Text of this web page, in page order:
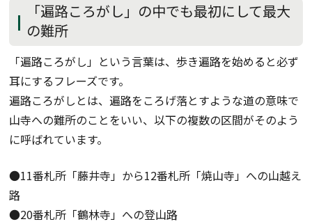
「遍路ころがし」の中でも最初にして最大
の難所
「遍路ころがし」という言葉は、歩き遍路を始めると必ず
耳にするフレーズです。
遍路ころがしとは、遍路をころげ落とすような道の意味で
山寺への難所のことをいい、以下の複数の区間がそのよう
に呼ばれています。
●11番札所「藤井寺」から12番札所「焼山寺」への山越え
路
●20番札所「鶴林寺」への登山路